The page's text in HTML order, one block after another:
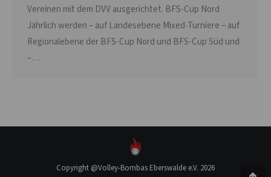
Vereinen mit dem DVV ausgerichtet. BFS-Cup Nord
Jährlich werden – auf Landesebene Mixed-Turniere – auf
Regionalebene der BFS-Cup Nord und BFS-Cup Süd und
–…
Copyright @Volley-Bombas Eberswalde e.V. 2026